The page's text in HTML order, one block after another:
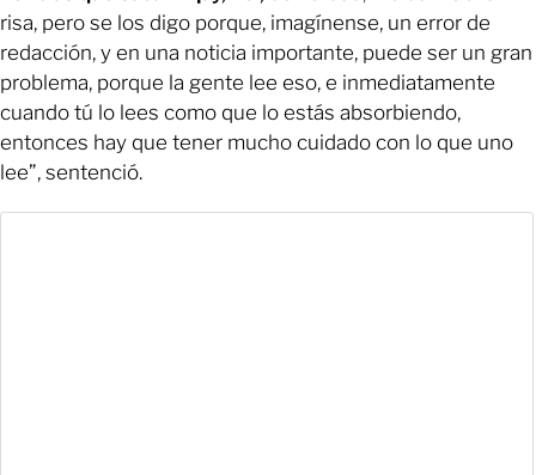
risa, pero se los digo porque, imagínense, un error de
redacción, y en una noticia importante, puede ser un gran
problema, porque la gente lee eso, e inmediatamente
cuando tú lo lees como que lo estás absorbiendo,
entonces hay que tener mucho cuidado con lo que uno
lee”, sentenció.